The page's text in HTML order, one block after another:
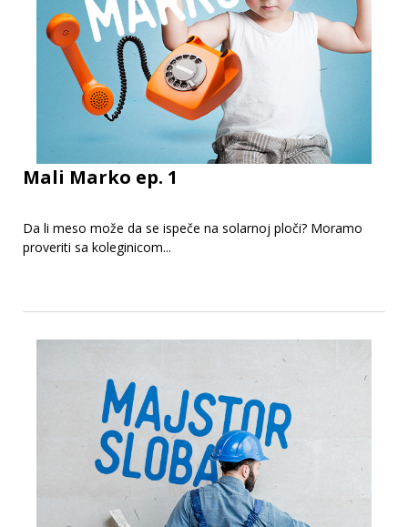
Mali Marko ep. 1
Da li meso može da se ispeče na solarnoj ploči? Moramo
proveriti sa koleginicom...